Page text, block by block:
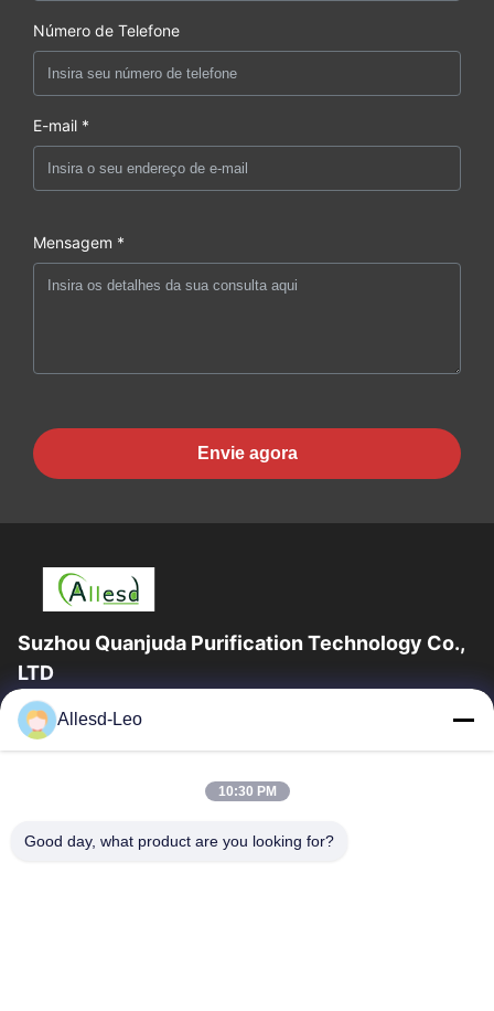
Número de Telefone
E-mail *
Mensagem *
Envie agora
Suzhou Quanjuda Purification Technology Co.,
LTD
a experiência 16years, como um fabricante e um exportador
principais de ESD & produtos da sala de limpeza, nós
Casa
Produtos
Allesd-Leo
10:30 PM
Good day, what product are you looking for?